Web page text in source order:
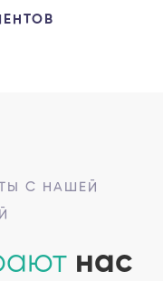
С НАШЕЙ
нас